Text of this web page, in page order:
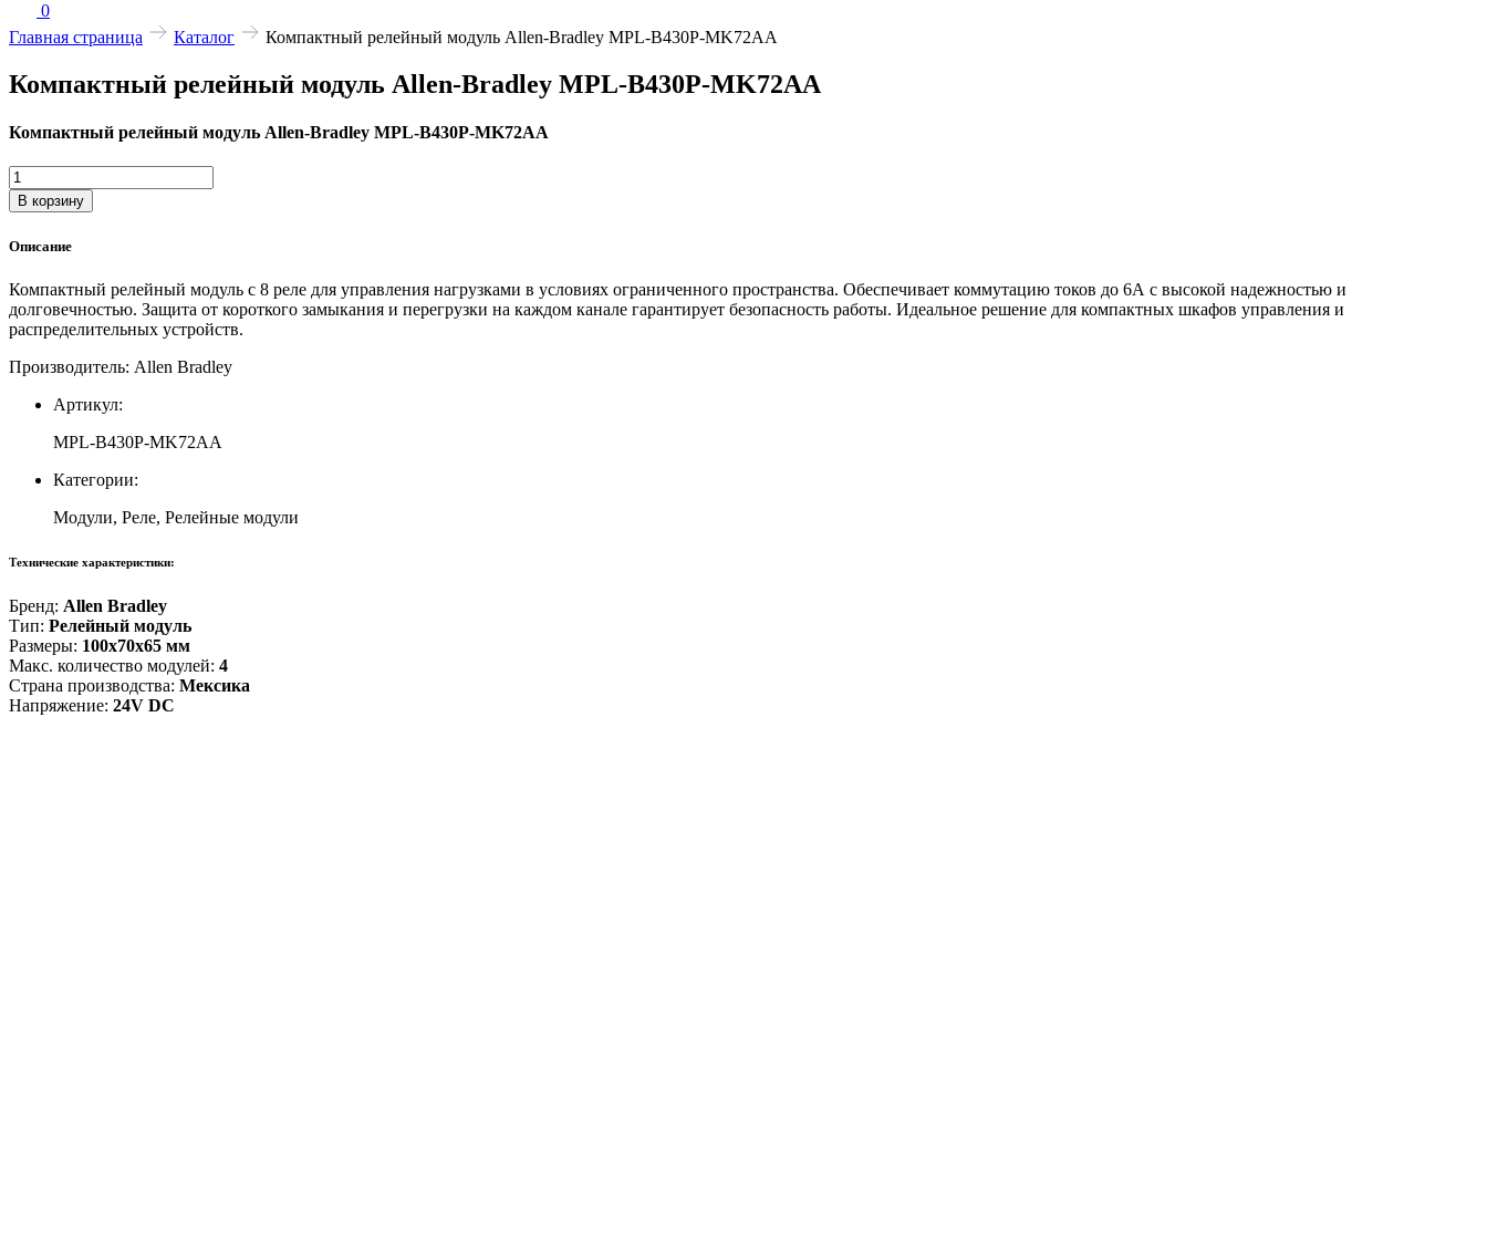
0
Главная страница
Каталог Компактный релейный модуль Allen-Bradley MPL-B430P-MK72AA
Компактный релейный модуль Allen-Bradley MPL-B430P-MK72AA
Компактный релейный модуль Allen-Bradley MPL-B430P-MK72AA
Количество
товара
Компактный
модуль
Bradley
MPL-
B430P-
В корзину
Описание
Компактный релейный модуль с 8 реле для управления нагрузками в условиях ограниченного пространства. Обеспечивает коммутацию токов до 6А с высокой надежностью и
долговечностью. Защита от короткого замыкания и перегрузки на каждом канале гарантирует безопасность работы. Идеальное решение для компактных шкафов управления и
распределительных устройств.
Производитель: Allen Bradley
Артикул:
MPL-B430P-MK72AA
Категории:
Модули, Реле, Релейные модули
Технические характеристики:
Бренд: Allen Bradley
Тип: Релейный модуль
Размеры: 100x70x65 мм
Макс. количество модулей: 4
Страна производства: Мексика
Напряжение: 24V DC